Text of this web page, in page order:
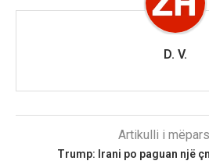
D. V.
Artikulli i
Trump: Irani po paguan një